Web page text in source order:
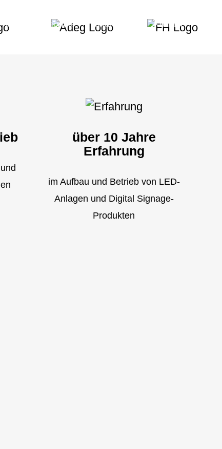
Betrieb & Service Referenzen Kontakt
über 10 Jahre
Erfahrung
im Aufbau und Betrieb von LED-
Anlagen und Digital Signage-
Produkten